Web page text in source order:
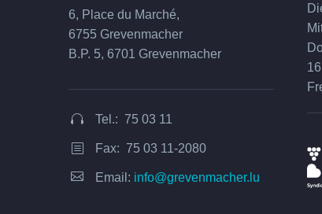
6, Place du Marché,
6755 Grevenmacher
B.P. 5, 6701 Grevenmacher

 Tel.: 75 03 11
b
b Fax: 75 03 11-2080

 Email: info@grevenmacher.lu